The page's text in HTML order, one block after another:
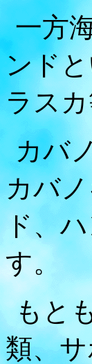
一方
ンド
ラス
カバ
カバ
ド、
す。
もと
類、